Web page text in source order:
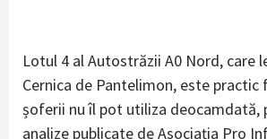
Lotul 4 al Autostrăzii A0 Nord, care
Cernica de Pantelimon, este practic
șoferii nu îl pot utiliza deocamdată,
analize publicate de Asociația Pro